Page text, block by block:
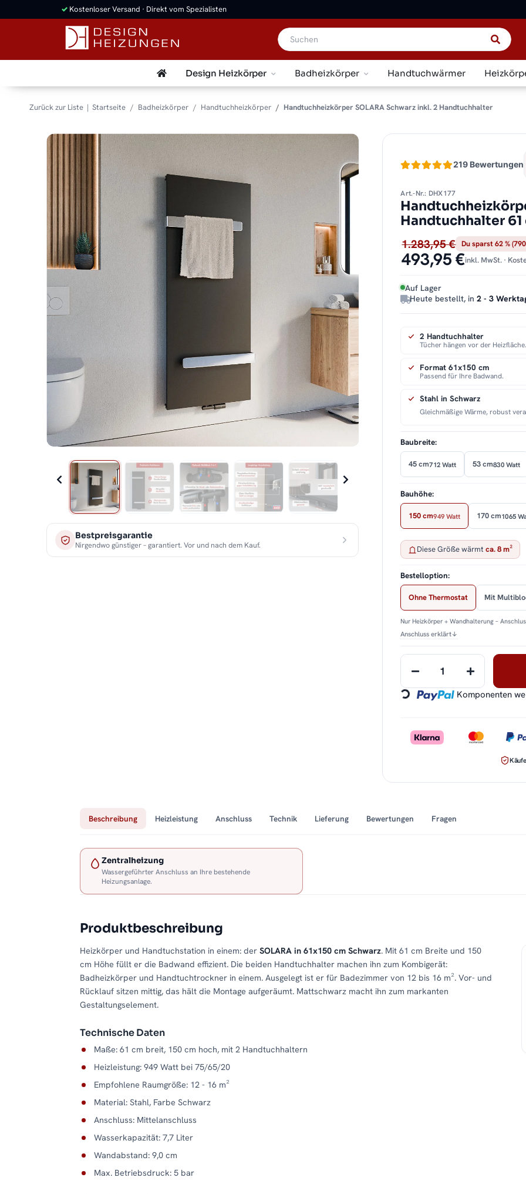
✓ Kostenloser Versand · Direkt vom Spezialisten
Design Heizkörper Badheizkörper Handtuchwärmer
Zurück zur Liste Startseite Badheizkörper Handtuchheizkörper Handtuchheizkörper SOLARA Schwarz inkl. 2 Handtuchhalter
Bestpreisgarantie
Nirgendwo günstiger – garantiert. Vor und nach dem Kauf.
219 Bewertungen
Art.-Nr.: DHX177
Handtuchhalter 61
1.283,95 € Du sparst 62 %
493,95 €inkl. MwSt. ·
Auf Lager
Heute bestellt, in2 - 3
2 Handtuchhalter
Tücher hängen vor der
Format 61x150 cm
Passend für Ihre Badwand.
Stahl in Schwarz
Gleichmäßige Wärme, robust
Baubreite:
45 cm712 Watt 53 cm830 Watt
Bauhöhe:
150 cm949 Watt 170 cm1065
Diese Größe wärmtca. 8 m²
Bestelloption:
Ohne Thermostat Mit
Nur Heizkörper + Wandhalterung –
Anschluss erklärt↓
Loading... Komponenten
Beschreibung Heizleistung Anschluss Technik Lieferung Bewertungen Fragen
Zentralheizung
Wassergeführter Anschluss an Ihre bestehende
Heizungsanlage.
Produktbeschreibung
Heizkörper und Handtuchstation in einem: der SOLARA in 61x150 cm Schwarz. Mit 61 cm Breite und 150
cm Höhe füllt er die Badwand effizient. Die beiden Handtuchhalter machen ihn zum Kombigerät:
Badheizkörper und Handtuchtrockner in einem. Ausgelegt ist er für Badezimmer von 12 bis 16 m². Vor- und
Rücklauf sitzen mittig, das hält die Montage aufgeräumt. Mattschwarz macht ihn zum markanten
Gestaltungselement.
Technische Daten
Maße: 61 cm breit, 150 cm hoch, mit 2 Handtuchhaltern
Heizleistung: 949 Watt bei 75/65/20
Empfohlene Raumgröße: 12 - 16 m²
Material: Stahl, Farbe Schwarz
Anschluss: Mittelanschluss
Wasserkapazität: 7,7 Liter
Wandabstand: 9,0 cm
Max. Betriebsdruck: 5 bar